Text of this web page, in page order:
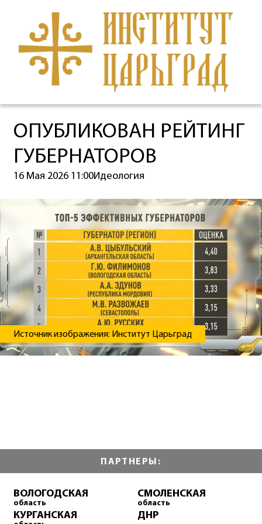
ОПУБЛИКОВАН РЕЙТИНГ
ГУБЕРНАТОРОВ
16 Мая 2026 11:00Идеология
Источник изображения: Институт Царьград
ПАРТНЕРЫ:
ВОЛОГОДСКАЯ
область
КУРГАНСКАЯ
СМОЛЕНСКАЯ
область
ДНР